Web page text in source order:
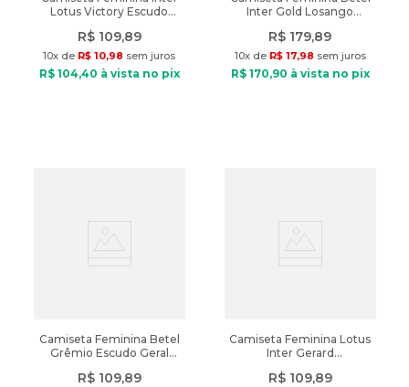
Lotus Victory Escudo
R$ 109,89
10x de R$ 10,98 sem juros
R$ 104,40 à vista no pix
Inter Gold Losango
R$ 179,89
10x de R$ 17,98 sem juros
R$ 170,90 à vista no pix
Camiseta Feminina Betel
Grêmio Escudo Geral
R$ 109,89
Camiseta Feminina Lotus
Inter Gerard
R$ 109,89